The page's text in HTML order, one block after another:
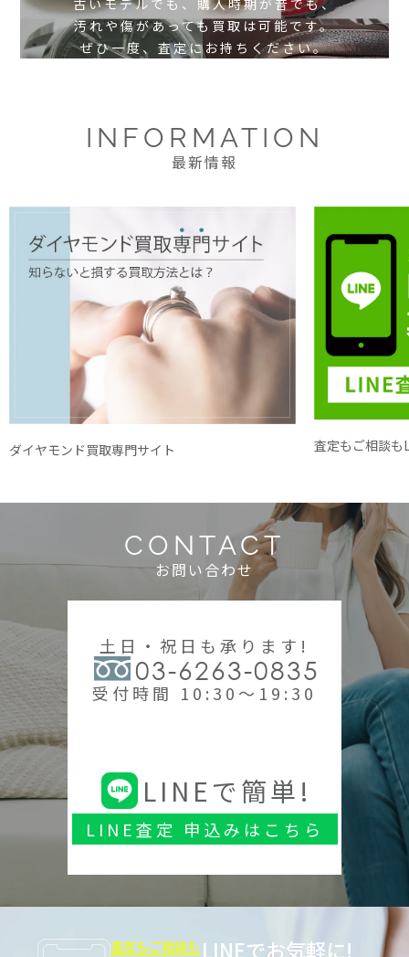
古いモデルでも、購入時期が昔でも、
汚れや傷があっても買取は可能です。
ぜひ一度、査定にお持ちください。
INFORMATION
最新情報
ダイヤモンド買取専門サイト 査定もご相談も
CONTACT
お問い合わせ
土日・祝日も承ります!
03-6263-0835
受付時間 10:30～19:30
LINEで簡単!
LINE査定 申込みはこちら
査定もご相談も LINEでお気軽に!